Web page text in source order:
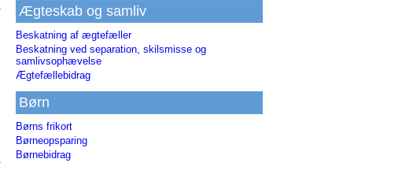
Ægteskab og samliv
Beskatning af ægtefæller
Beskatning ved separation, skilsmisse og
samlivsophævelse
Ægtefællebidrag
Børn
Børns frikort
Børneopsparing
Børnebidrag